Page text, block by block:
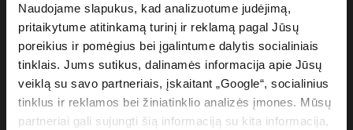
Naudojame slapukus, kad analizuotume judėjimą,
pritaikytume atitinkamą turinį ir reklamą pagal Jūsų
poreikius ir pomėgius bei įgalintume dalytis socialiniais
tinklais. Jums sutikus, dalinamės informacija apie Jūsų
veiklą su savo partneriais, įskaitant „Google“, socialinius
tinklus ir reklamos bei žiniatinklio analizės įmones. Mūsų
partneriai gali sujungti šią informaciją su kita informacija,